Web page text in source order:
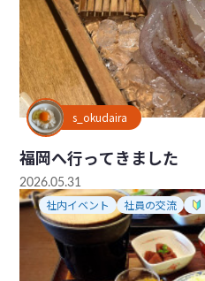
s_okudaira
福岡へ行ってきました
2026.05.31
社内イベント 社員の交流